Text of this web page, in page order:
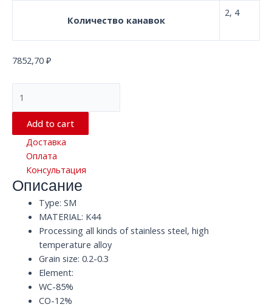
Количество канавок
2, 4
7852,70 ₽
твердосплавная
концевая
фреза
канавками
D8.0*150*D8
quantity
Add to cart
Доставка
Оплата
Консультация
Описание
Type: SM
MATERIAL: K44
Processing all kinds of stainless steel, high
temperature alloy
Grain size: 0.2-0.3
Element:
WC-85%
CO-12%